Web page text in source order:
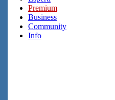
Premium
Business
Community
Info